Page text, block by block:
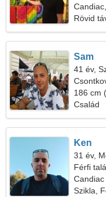
Rövid
Sam
41 év,
186 cm
Család
Ken
31 év,
Férfi
Candiac
Szikla,